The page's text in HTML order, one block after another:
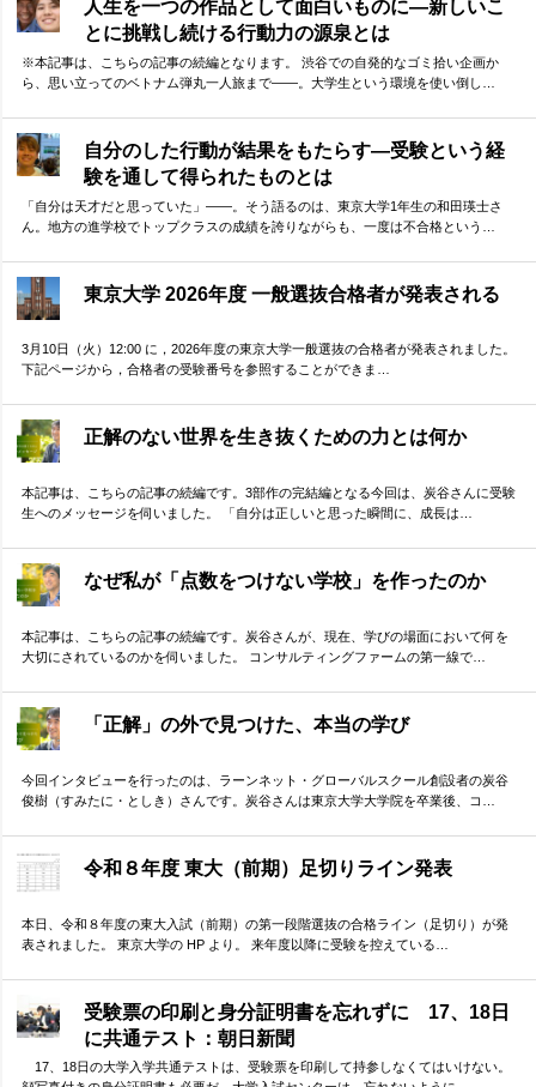
人生を一つの作品として面白いものに―新しいこ
とに挑戦し続ける行動力の源泉とは
※本記事は、こちらの記事の続編となります。 渋谷での自発的なゴミ拾い企画か
ら、思い立ってのベトナム弾丸一人旅まで——。大学生という環境を使い倒し…
自分のした行動が結果をもたらす―受験という経
験を通して得られたものとは
「自分は天才だと思っていた」——。そう語るのは、東京大学1年生の和田瑛士さ
ん。地方の進学校でトップクラスの成績を誇りながらも、一度は不合格という…
東京大学 2026年度 一般選抜合格者が発表される
3月10日（火）12:00 に，2026年度の東京大学一般選抜の合格者が発表されました。
下記ページから，合格者の受験番号を参照することができま…
正解のない世界を生き抜くための力とは何か
本記事は、こちらの記事の続編です。3部作の完結編となる今回は、炭谷さんに受験
生へのメッセージを伺いました。 「自分は正しいと思った瞬間に、成長は…
なぜ私が「点数をつけない学校」を作ったのか
本記事は、こちらの記事の続編です。炭谷さんが、現在、学びの場面において何を
大切にされているのかを伺いました。 コンサルティングファームの第一線で…
「正解」の外で見つけた、本当の学び
今回インタビューを行ったのは、ラーンネット・グローバルスクール創設者の炭谷
俊樹（すみたに・としき）さんです。炭谷さんは東京大学大学院を卒業後、コ…
令和８年度 東大（前期）足切りライン発表
本日、令和８年度の東大入試（前期）の第一段階選抜の合格ライン（足切り）が発
表されました。 東京大学の HP より。 来年度以降に受験を控えている…
受験票の印刷と身分証明書を忘れずに 17、18日
に共通テスト：朝日新聞
17、18日の大学入学共通テストは、受験票を印刷して持参しなくてはいけない。